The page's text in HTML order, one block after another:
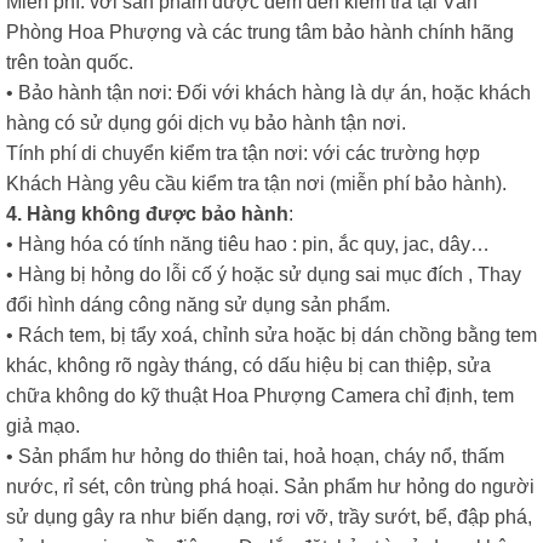
Phòng Hoa Phượng và các trung tâm bảo hành chính hãng
trên toàn quốc.
• Bảo hành tận nơi: Đối với khách hàng là dự án, hoặc khách
hàng có sử dụng gói dịch vụ bảo hành tận nơi.
Tính phí di chuyển kiểm tra tận nơi: với các trường hợp
Khách Hàng yêu cầu kiểm tra tận nơi (miễn phí bảo hành).
4. Hàng không được bảo hành:
• Hàng hóa có tính năng tiêu hao : pin, ắc quy, jac, dây…
• Hàng bị hỏng do lỗi cố ý hoặc sử dụng sai mục đích , Thay
đổi hình dáng công năng sử dụng sản phẩm.
• Rách tem, bị tẩy xoá, chỉnh sửa hoặc bị dán chồng bằng tem
khác, không rõ ngày tháng, có dấu hiệu bị can thiệp, sửa
chữa không do kỹ thuật Hoa Phượng Camera chỉ định, tem
giả mạo.
• Sản phẩm hư hỏng do thiên tai, hoả hoạn, cháy nổ, thấm
nước, rỉ sét, côn trùng phá hoại. Sản phẩm hư hỏng do người
sử dụng gây ra như biến dạng, rơi vỡ, trầy sướt, bể, đập phá,